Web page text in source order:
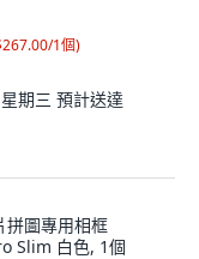
1個)
期三 預計送達
拼圖專用相框
Slim 白色, 1個